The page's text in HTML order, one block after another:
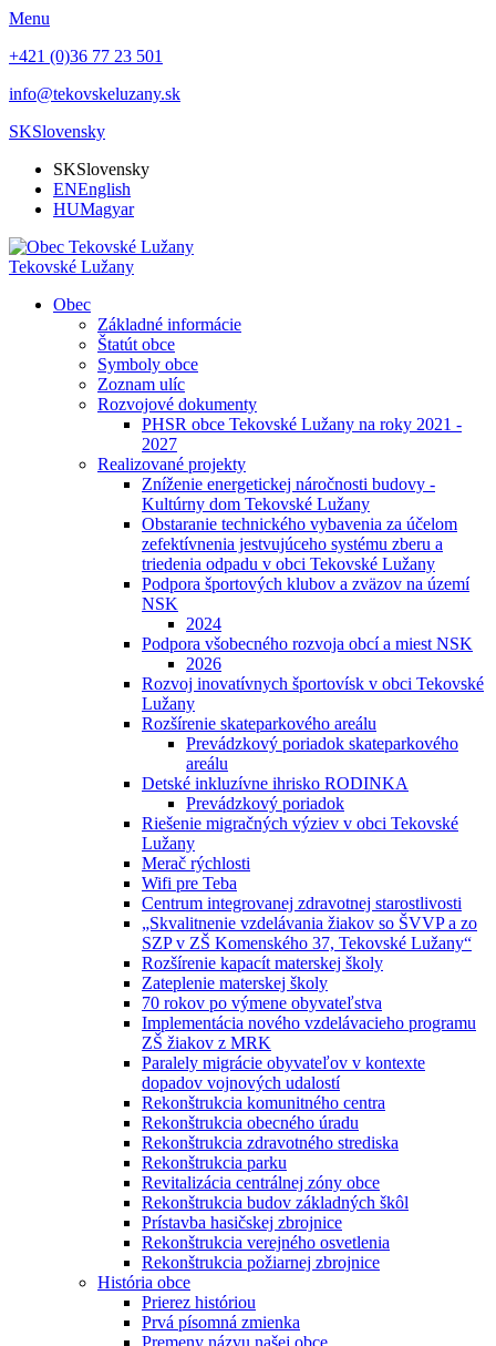
Menu
+421 (0)36 77 23 501
info@tekovskeluzany.sk
SKSlovensky
SKSlovensky
ENEnglish
HUMagyar
Tekovské Lužany
Obec
Základné informácie
Štatút obce
Symboly obce
Zoznam ulíc
Rozvojové dokumenty
PHSR obce Tekovské Lužany na roky 2021 -
2027
Realizované projekty
Zníženie energetickej náročnosti budovy -
Kultúrny dom Tekovské Lužany
Obstaranie technického vybavenia za účelom
zefektívnenia jestvujúceho systému zberu a
triedenia odpadu v obci Tekovské Lužany
Podpora športových klubov a zväzov na území
NSK
2024
Podpora všobecného rozvoja obcí a miest NSK
2026
Rozvoj inovatívnych športovísk v obci Tekovské
Lužany
Rozšírenie skateparkového areálu
Prevádzkový poriadok skateparkového
areálu
Detské inkluzívne ihrisko RODINKA
Prevádzkový poriadok
Riešenie migračných výziev v obci Tekovské
Lužany
Merač rýchlosti
Wifi pre Teba
Centrum integrovanej zdravotnej starostlivosti
„Skvalitnenie vzdelávania žiakov so ŠVVP a zo
SZP v ZŠ Komenského 37, Tekovské Lužany“
Rozšírenie kapacít materskej školy
Zateplenie materskej školy
70 rokov po výmene obyvateľstva
Implementácia nového vzdelávacieho programu
ZŠ žiakov z MRK
Paralely migrácie obyvateľov v kontexte
dopadov vojnových udalostí
Rekonštrukcia komunitného centra
Rekonštrukcia obecného úradu
Rekonštrukcia zdravotného strediska
Rekonštrukcia parku
Revitalizácia centrálnej zóny obce
Rekonštrukcia budov základných škôl
Prístavba hasičskej zbrojnice
Rekonštrukcia verejného osvetlenia
Rekonštrukcia požiarnej zbrojnice
História obce
Prierez históriou
Prvá písomná zmienka
Premeny názvu našej obce